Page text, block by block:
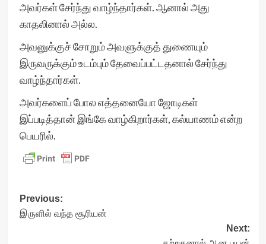
அவர்கள் சேர்ந்து வாழ்ந்தார்கள். ஆனால் அது
காதலினால் அல்ல.
அவனுக்குச் சோறும் அவளுக்குத் துணையும்
இருவருக்கும் உடம்பும் தேவைப்பட்டதனால் சேர்ந்து
வாழ்ந்தார்கள்.
அவர்களைப் போல எத்தனையோ ஜோடிகள்
இப்படித்தான் இங்கே வாழ்கிறார்கள், கல்யாணம் என்ற
பெயரில்.
Post
navigation
Previous:
இருளில் வந்த சூரியன்
Next: